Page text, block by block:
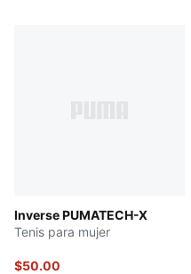
Inverse PUMATECH-X
Tenis para mujer
$50.00